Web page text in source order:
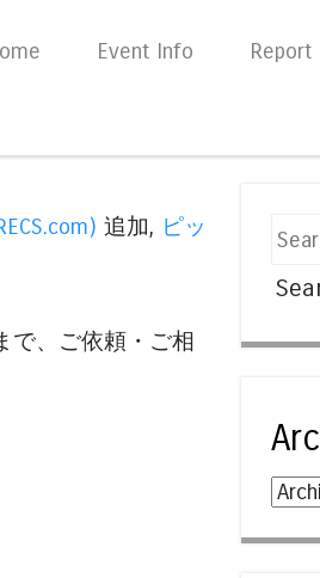
to contentEvent Info Report
追加, ピッ
で、ご依頼・ご相